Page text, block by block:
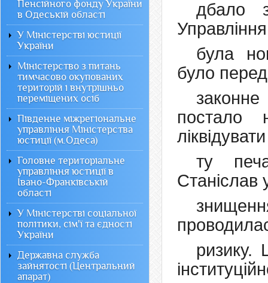
дбало
була
було
постало
ліквідувати
ту
Станіслав
ризику.
Пенсійного фонду України
в Одеській області
У Міністерстві юстиції
України
Міністерство з питань
тимчасово окупованих
територій і внутрішньо
переміщених осіб
Південне міжрегіональне
управління Міністерства
юстиції (м.Одеса)
Головне територіальне
управління юстиції в
Івано-Франківській
області
У Міністерстві соціальної
політики, сім'ї та єдності
України
Державна служба
зайнятості (Центральний
апарат)